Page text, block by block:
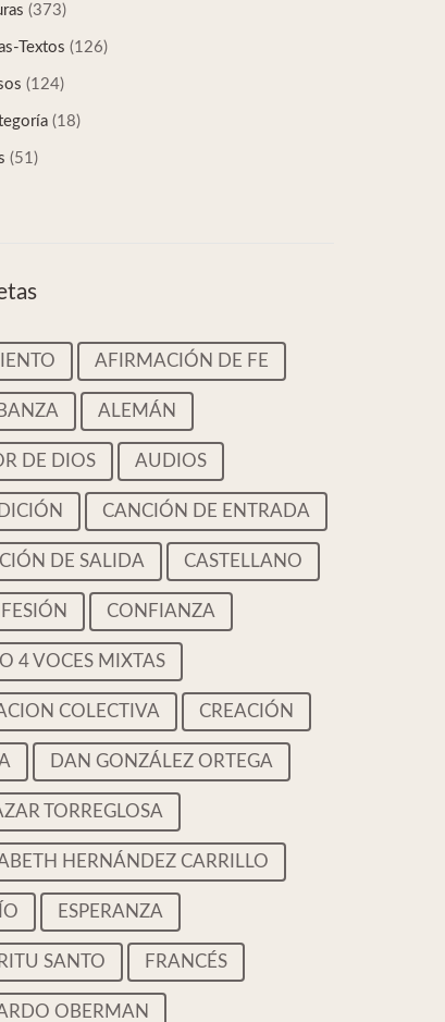
(373)
Textos (126)
(124)
(18)
(51)
AFIRMACIÓN DE FE
ALEMÁN
DE DIOS AUDIOS
CANCIÓN DE ENTRADA
DE SALIDA CASTELLANO
CONFIANZA
4 VOCES MIXTAS
COLECTIVA CREACIÓN
DAN GONZÁLEZ ORTEGA
TORREGLOSA
HERNÁNDEZ CARRILLO
ESPERANZA
SANTO FRANCÉS
OBERMAN